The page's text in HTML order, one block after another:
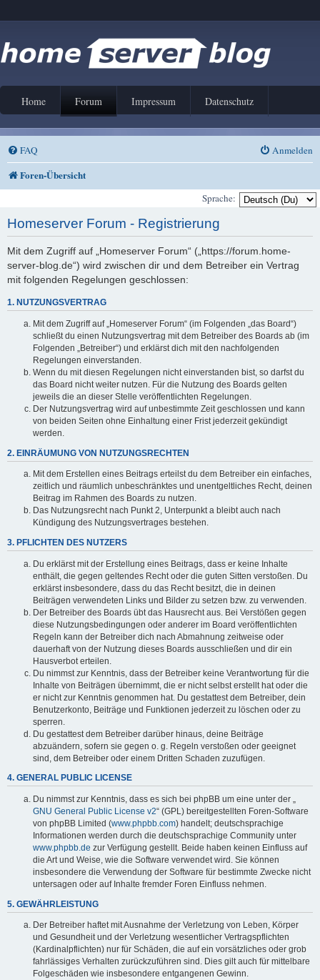
Home Forum Impressum Datenschutz
FAQ Anmelden
Foren-Übersicht
Sprache:
Homeserver Forum - Registrierung
Mit dem Zugriff auf „Homeserver Forum“ („https://forum.home-
server-blog.de“) wird zwischen dir und dem Betreiber ein Vertrag
mit folgenden Regelungen geschlossen:
1. NUTZUNGSVERTRAG
Mit dem Zugriff auf „Homeserver Forum“ (im Folgenden „das Board“)
schließt du einen Nutzungsvertrag mit dem Betreiber des Boards ab (im
Folgenden „Betreiber“) und erklärst dich mit den nachfolgenden
Regelungen einverstanden.
Wenn du mit diesen Regelungen nicht einverstanden bist, so darfst du
das Board nicht weiter nutzen. Für die Nutzung des Boards gelten
jeweils die an dieser Stelle veröffentlichten Regelungen.
Der Nutzungsvertrag wird auf unbestimmte Zeit geschlossen und kann
von beiden Seiten ohne Einhaltung einer Frist jederzeit gekündigt
werden.
2. EINRÄUMUNG VON NUTZUNGSRECHTEN
Mit dem Erstellen eines Beitrags erteilst du dem Betreiber ein einfaches,
zeitlich und räumlich unbeschränktes und unentgeltliches Recht, deinen
Beitrag im Rahmen des Boards zu nutzen.
Das Nutzungsrecht nach Punkt 2, Unterpunkt a bleibt auch nach
Kündigung des Nutzungsvertrages bestehen.
3. PFLICHTEN DES NUTZERS
Du erklärst mit der Erstellung eines Beitrags, dass er keine Inhalte
enthält, die gegen geltendes Recht oder die guten Sitten verstoßen. Du
erklärst insbesondere, dass du das Recht besitzt, die in deinen
Beiträgen verwendeten Links und Bilder zu setzen bzw. zu verwenden.
Der Betreiber des Boards übt das Hausrecht aus. Bei Verstößen gegen
diese Nutzungsbedingungen oder anderer im Board veröffentlichten
Regeln kann der Betreiber dich nach Abmahnung zeitweise oder
dauerhaft von der Nutzung dieses Boards ausschließen und dir ein
Hausverbot erteilen.
Du nimmst zur Kenntnis, dass der Betreiber keine Verantwortung für die
Inhalte von Beiträgen übernimmt, die er nicht selbst erstellt hat oder die
er nicht zur Kenntnis genommen hat. Du gestattest dem Betreiber, dein
Benutzerkonto, Beiträge und Funktionen jederzeit zu löschen oder zu
sperren.
Du gestattest dem Betreiber darüber hinaus, deine Beiträge
abzuändern, sofern sie gegen o. g. Regeln verstoßen oder geeignet
sind, dem Betreiber oder einem Dritten Schaden zuzufügen.
4. GENERAL PUBLIC LICENSE
Du nimmst zur Kenntnis, dass es sich bei phpBB um eine unter der „
GNU General Public License v2“ (GPL) bereitgestellten Foren-Software
von phpBB Limited (www.phpbb.com) handelt; deutschsprachige
Informationen werden durch die deutschsprachige Community unter
www.phpbb.de zur Verfügung gestellt. Beide haben keinen Einfluss auf
die Art und Weise, wie die Software verwendet wird. Sie können
insbesondere die Verwendung der Software für bestimmte Zwecke nicht
untersagen oder auf Inhalte fremder Foren Einfluss nehmen.
5. GEWÄHRLEISTUNG
Der Betreiber haftet mit Ausnahme der Verletzung von Leben, Körper
und Gesundheit und der Verletzung wesentlicher Vertragspflichten
(Kardinalpflichten) nur für Schäden, die auf ein vorsätzliches oder grob
fahrlässiges Verhalten zurückzuführen sind. Dies gilt auch für mittelbare
Folgeschäden wie insbesondere entgangenen Gewinn.